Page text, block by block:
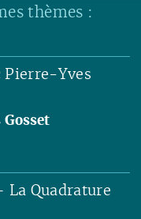
thèmes :
Pierre-Yves
Quadrature